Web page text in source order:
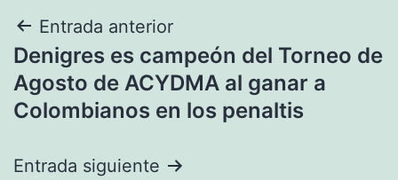
Navegación
de
entradas
Entrada anterior
Denigres es campeón del Torneo de
Agosto de ACYDMA al ganar a
Colombianos en los penaltis
Entrada siguiente